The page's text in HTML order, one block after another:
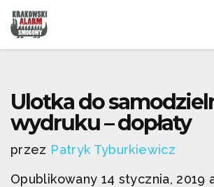
Ulotka do
wydruku – dopłaty
przez Patryk Tyburkiewicz
Opublikowany 14 stycznia, 2019